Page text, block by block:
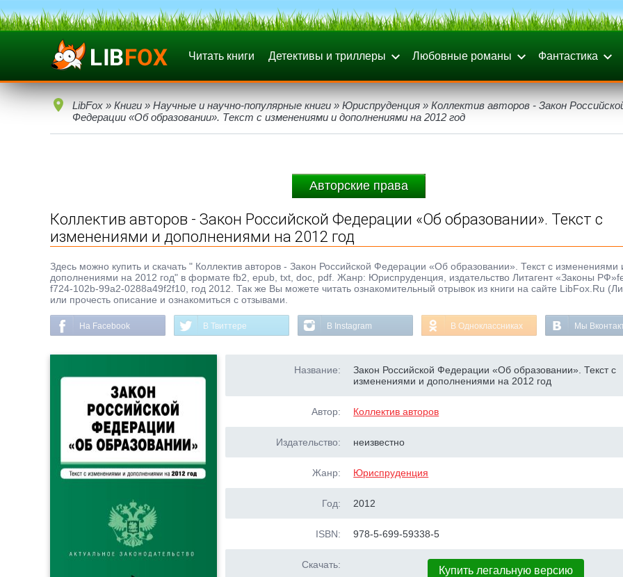
Читать книги Детективы и триллеры Любовные романы Фантастика
LibFox » Книги » Научные и научно-популярные книги » Юриспруденция » Коллектив авторов - Закон
Федерации «Об образовании». Текст с изменениями и дополнениями на 2012 год
Авторские права
Коллектив авторов - Закон Российской Федерации «Об образовании». Текст с
изменениями и дополнениями на 2012 год
Здесь можно купить и скачать " Коллектив авторов - Закон Российской Федерации «Об образовании». Текст с изменениями
дополнениями на 2012 год" в формате fb2, epub, txt, doc, pdf. Жанр: Юриспруденция, издательство Литагент «Законы
f724-102b-99a2-0288a49f2f10, год 2012. Так же Вы можете читать ознакомительный отрывок из книги на сайте LibFox.Ru
или прочесть описание и ознакомиться с отзывами.
На Facebook В Твиттере В Instagram В Одноклассниках Мы
Название:
Закон Российской Федерации «Об образовании». Текст с
изменениями и дополнениями на 2012 год
Автор: Коллектив авторов
Издательство: неизвестно
Жанр: Юриспруденция
Год: 2012
ISBN: 978-5-699-59338-5
Скачать: Купить легальную версию